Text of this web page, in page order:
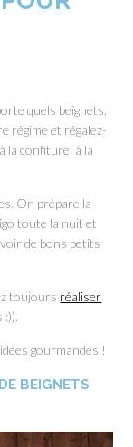
quels beignets,
régime et régalez-
la confiture, à la
On prépare la
toute la nuit et
de bons petits
toujours réaliser
:)).
gourmandes !
BEIGNETS